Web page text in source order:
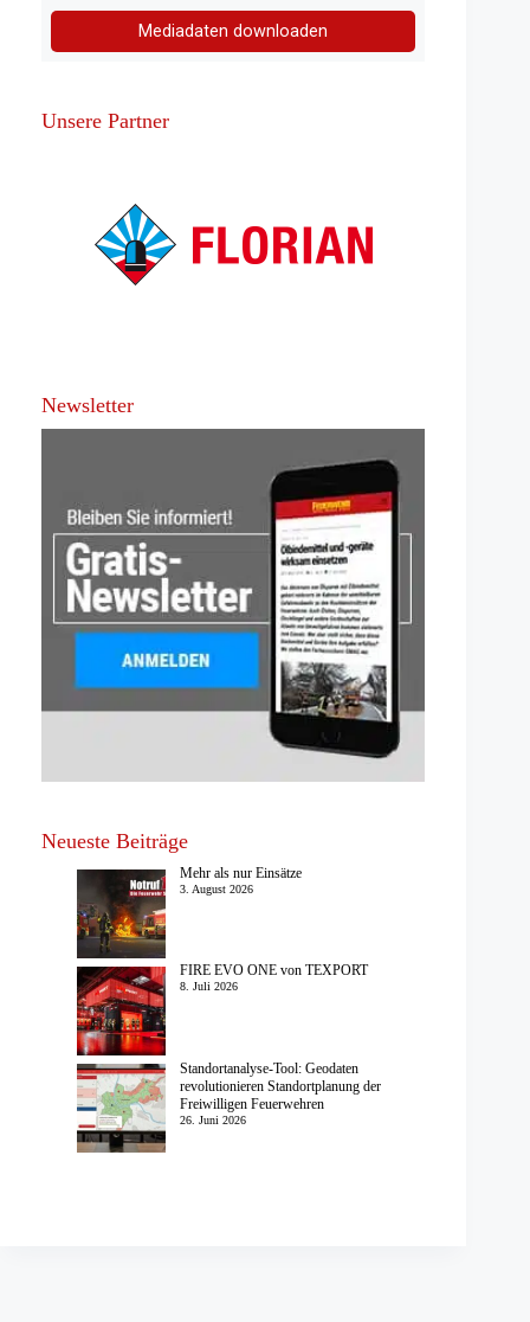
Mediadaten downloaden
Unsere Partner
Newsletter
Neueste Beiträge
Mehr als nur Einsätze
3. August 2026
FIRE EVO ONE von TEXPORT
8. Juli 2026
Standortanalyse-Tool: Geodaten
revolutionieren Standortplanung der
Freiwilligen Feuerwehren
26. Juni 2026